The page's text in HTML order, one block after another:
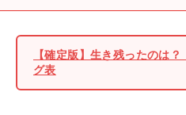
【確定版】生き残ったのは
グ表